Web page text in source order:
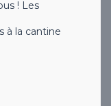
! Les
à la cantine